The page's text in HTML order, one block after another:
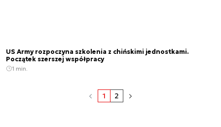
US Army rozpoczyna szkolenia z chińskimi jednostkami.
Początek szerszej współpracy
1 min.
1 2